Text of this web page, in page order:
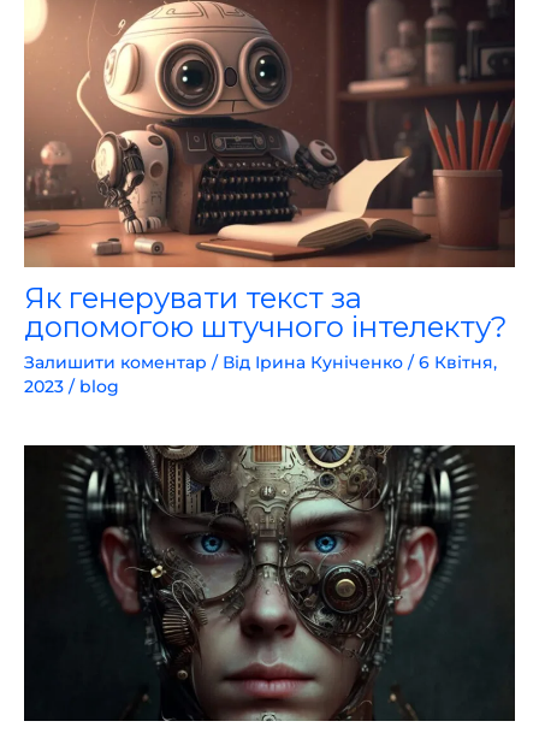
Як генерувати текст за
допомогою штучного інтелекту?
Залишити коментар / Від Ірина Куніченко /6 Квітня,
2023 / blog